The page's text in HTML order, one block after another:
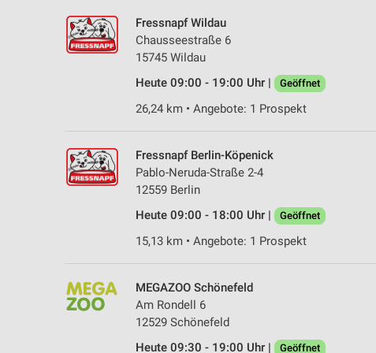
Fressnapf Wildau
Chausseestraße 6
15745 Wildau
Heute 09:00 - 19:00 Uhr |
Geöffnet
26,24 km • Angebote: 1 Prospekt
Fressnapf Berlin-Köpenick
Pablo-Neruda-Straße 2-4
12559 Berlin
Heute 09:00 - 18:00 Uhr |
Geöffnet
15,13 km • Angebote: 1 Prospekt
MEGAZOO Schönefeld
Am Rondell 6
12529 Schönefeld
Heute 09:30 - 19:00 Uhr |
Geöffnet